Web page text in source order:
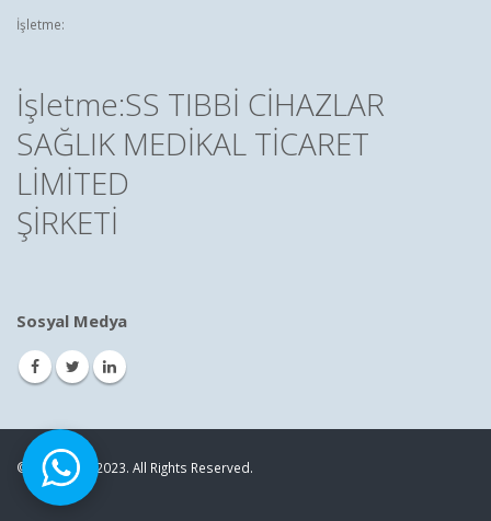
İşletme:
İşletme:SS TIBBİ CİHAZLAR
SAĞLIK MEDİKAL TİCARET
LİMİTED
ŞİRKETİ
Sosyal Medya
© Copyright 2023. All Rights Reserved.